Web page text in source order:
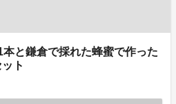
と鎌倉で採れた蜂蜜で作った
ト